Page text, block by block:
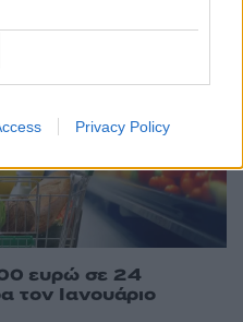
Privacy Policy
ευρώ σε 24
τον Ιανουάριο